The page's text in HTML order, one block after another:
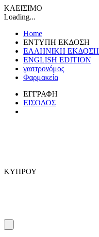
ΚΛΕΙΣΙΜΟ
Loading...
Home
ΕΝΤΥΠΗ ΕΚΔΟΣΗ
ΕΛΛΗΝΙΚΗ ΕΚΔΟΣΗ
ENGLISH EDITION
γαστρονόμος
Φαρμακεία
ΕΓΓΡΑΦΗ
ΕΙΣΟΔΟΣ
ΚΥΠΡΟΥ